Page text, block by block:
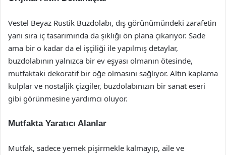
Vestel Beyaz Rustik Buzdolabı, dış görünümündeki zarafetin
yanı sıra iç tasarımında da şıklığı ön plana çıkarıyor. Sade
ama bir o kadar da el işçiliği ile yapılmış detaylar,
buzdolabının yalnızca bir ev eşyası olmanın ötesinde,
mutfaktaki dekoratif bir öğe olmasını sağlıyor. Altın kaplama
kulplar ve nostaljik çizgiler, buzdolabınızın bir sanat eseri
gibi görünmesine yardımcı oluyor.
Mutfakta Yaratıcı Alanlar
Mutfak, sadece yemek pişirmekle kalmayıp, aile ve